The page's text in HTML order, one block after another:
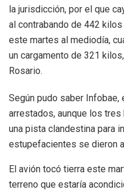
la jurisdicción, por el que
al contrabando de 442
este martes al mediodía,
un cargamento de 321
Rosario.
Según pudo saber
arrestados, aunque los tres
una pista clandestina para
estupefacientes se dieron
El avión tocó tierra este
terreno que estaría